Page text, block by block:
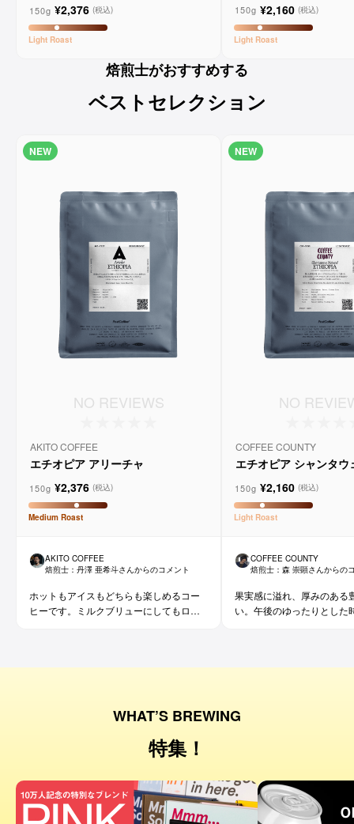
150g ¥2,376 (税込)
Light Roast
150g ¥2,160 (税込)
Light Roast
焙煎士がおすすめする
ベストセレクション
NEW
NO REVIEWS
AKITO COFFEE
エチオピア アリーチャ
150g ¥2,376 (税込)
Medium Roast
AKITO COFFEE
焙煎士： 丹澤 亜希斗さんからのコメント
ホットもアイスもどちらも楽しめるコー
ヒーです。ミルクブリューにしてもロイ
NEW
NO
COFFEE COUNTY
エチオピア シャンタウ
150g ¥2,160 (税込)
Light Roast
COFFEE COUNTY
焙煎士： 森 崇顕さんからの
果実感に溢れ、厚みのある
い。午後のゆったりとした
WHAT’S BREWING
特集！